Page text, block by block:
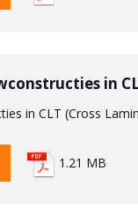
in
in CLT (Cross
1.21 MB